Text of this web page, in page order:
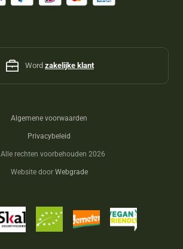
Word zakelijke klant
Algemene voorwaarden
Privacybeleid
Alle rechten voorbehouden 2026
Website door Webgrade